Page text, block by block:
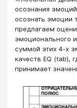
осознания
осознать эмоции
предлагаем
эмоционального
суммой этих 4-х
качеств EQ (tab),
принимает